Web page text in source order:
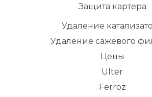
Защита картера
Удаление
Удаление сажевого
Цены
Ulter
Ferroz